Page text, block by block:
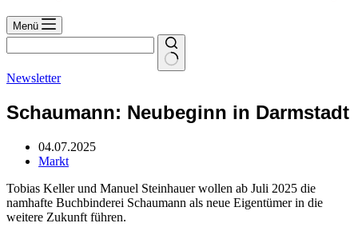
Menü
Newsletter
Schaumann: Neubeginn in Darmstadt
04.07.2025
Markt
Tobias Keller und Manuel Steinhauer wollen ab Juli 2025 die
namhafte Buchbinderei Schaumann als neue Eigentümer in die
weitere Zukunft führen.